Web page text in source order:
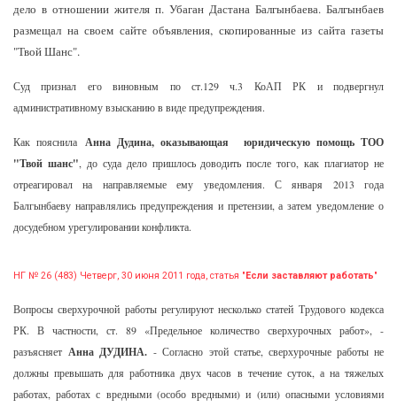
дело в отношении жителя п. Убаган Дастана Балгынбаева. Балгынбаев
размещал на своем сайте объявления, скопированные из сайта газеты
"Твой Шанс".
Суд признал его виновным по ст.129 ч.3 КоАП РК и подвергнул
административному взысканию в виде предупреждения.
Как пояснила Анна Дудина, оказывающая юридическую помощь ТОО
"Твой шанс", до суда дело пришлось доводить после того, как плагиатор не
отреагировал на направляемые ему уведомления. С января 2013 года
Балгынбаеву направлялись предупреждения и претензии, а затем уведомление о
досудебном урегулировании конфликта.
НГ № 26 (483) Четверг, 30 июня 2011 года, статья "Если заставляют работать"
Вопросы сверхурочной работы регулируют несколько статей Трудового кодекса
РК. В частности, ст. 89 «Предельное количество сверхурочных работ», -
разъясняет Анна ДУДИНА. - Согласно этой статье, сверхурочные работы не
должны превышать для работника двух часов в течение суток, а на тяжелых
работах, работах с вредными (особо вредными) и (или) опасными условиями